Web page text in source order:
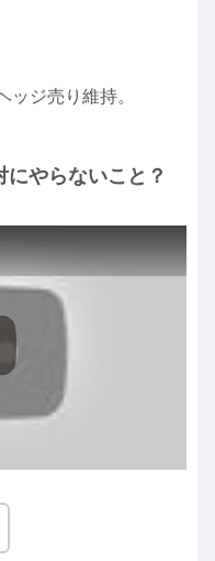
ッジ売り維持。
やらないこと？